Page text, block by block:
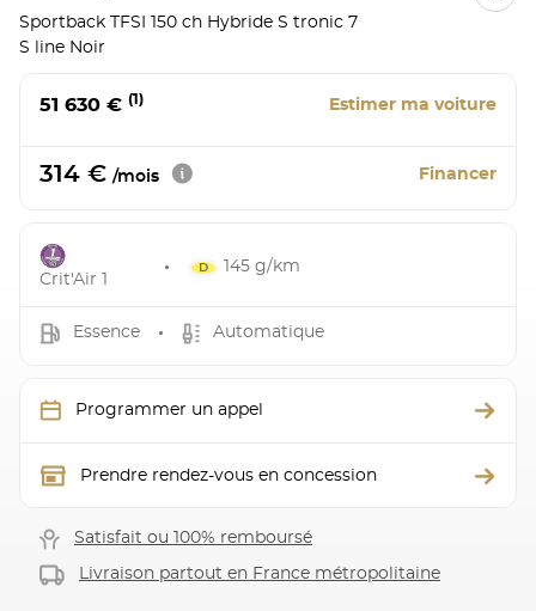
Sportback TFSI 150 ch Hybride S tronic 7
S line Noir
51 630 € (1) Estimer ma voiture
314 € /mois Financer
Crit'Air 1
145 g/km
Essence Automatique
Programmer un appel
Prendre rendez-vous en concession
Satisfait ou 100% remboursé
Livraison partout en France métropolitaine